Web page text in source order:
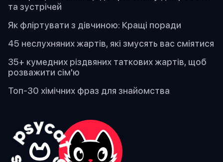
та зустрічей
Як фліртувати з дівчиною: Кращі поради
45 неслухняних жартів, які змусять вас сміятися
35+ кумедних різдвяних таткових жартів, щоб
розважити сім'ю
Топ-30 хімічних фраз для знайомства